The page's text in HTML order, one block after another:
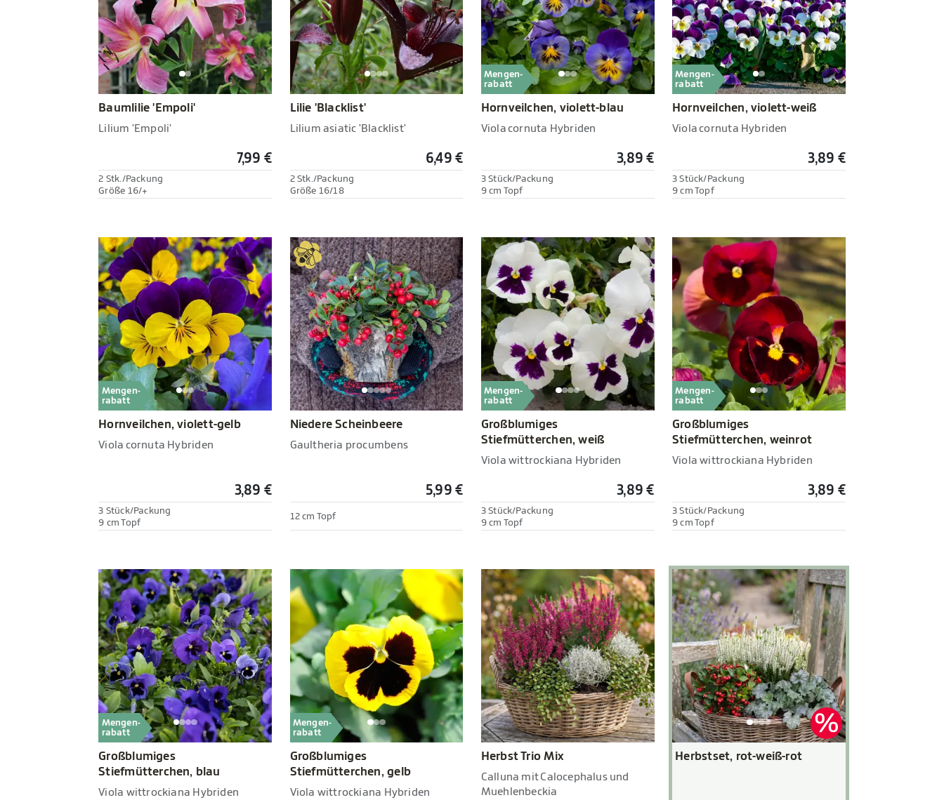
Baumlilie 'Empoli'
Lilium 'Empoli'
7,99 €
2 Stk./Packung
Größe 16/+
Lilie 'Blacklist'
Lilium asiatic 'Blacklist'
6,49 €
2 Stk./Packung
Größe 16/18
Mengen-
rabatt
Hornveilchen, violett-blau
Viola cornuta Hybriden
3,89 €
3 Stück/Packung
9 cm Topf
Mengen-
rabatt
Hornveilchen, violett-weiß
Viola cornuta Hybriden
3,89 €
3 Stück/Packung
9 cm Topf
Mengen-
rabatt
Hornveilchen, violett-gelb
Viola cornuta Hybriden
3,89 €
3 Stück/Packung
9 cm Topf
Niedere Scheinbeere
Gaultheria procumbens
5,99 €
12 cm Topf
Mengen-
rabatt
Großblumiges
Stiefmütterchen, weiß
Viola wittrockiana Hybriden
3,89 €
3 Stück/Packung
9 cm Topf
Mengen-
rabatt
Großblumiges
Stiefmütterchen, weinrot
Viola wittrockiana Hybriden
3,89 €
3 Stück/Packung
9 cm Topf
Mengen-
rabatt
Großblumiges
Stiefmütterchen, blau
Viola wittrockiana Hybriden
Mengen-
rabatt
Großblumiges
Stiefmütterchen, gelb
Viola wittrockiana Hybriden
Herbst Trio Mix
Calluna mit Calocephalus und
Muehlenbeckia
Herbstset, rot-weiß-rot